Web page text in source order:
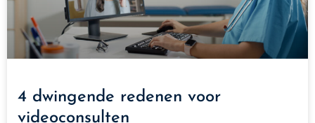
4 dwingende redenen voor
videoconsulten